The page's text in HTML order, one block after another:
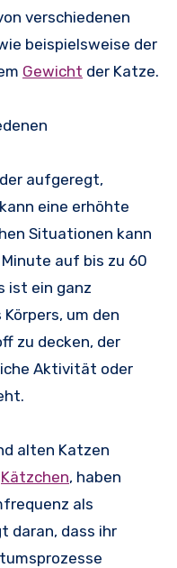
verschiedenen
beispielsweise der
Gewicht der Katze.
aufgeregt,
eine erhöhte
Situationen kann
auf bis zu 60
ist ein ganz
um den
zu decken, der
Aktivität oder
alten Katzen
Kätzchen, haben
als
daran, dass ihr